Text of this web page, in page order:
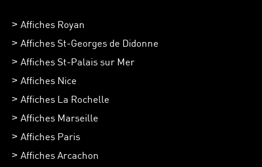
Affiches Royan
Affiches St-Georges de Didonne
Affiches St-Palais sur Mer
Affiches Nice
Affiches La Rochelle
Affiches Marseille
Affiches Paris
Affiches Arcachon